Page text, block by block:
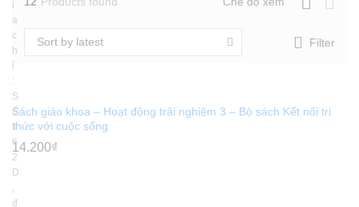
Filter
Sort by latest
Sách giáo khoa – Hoạt động trải nghiệm 3 – Bộ sách Kết nối tri
thức với cuộc sống
14.200₫
ị
a
c
h
ỉ
:
S
ố
1
6
2
D
,
đ